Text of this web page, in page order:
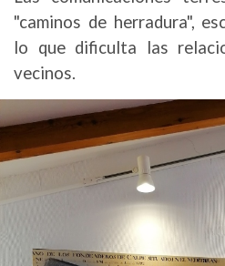
"caminos de herradura",
lo que dificulta las
vecinos.